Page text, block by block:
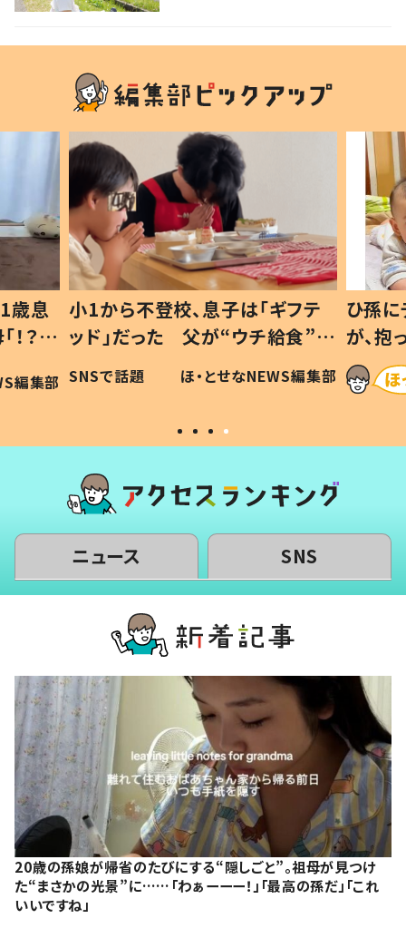
歳息
？」
編集部
小1から不登校、息子は「ギフテ
ッド」だった 父が“ウチ給食”を
作り続ける理由とは #令和の親
#令和の子
SNSで話題 ほ・とせなNEWS編集部
ひ孫
が、
「涙が
い」
ニュース SNS
20歳の孫娘が帰省のたびにする“隠しごと”。祖母が見つけ
た“まさかの光景”に……「わぁーーー！」「最高の孫だ」「これ
いいですね」